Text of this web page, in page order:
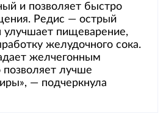
и позволяет быстро
Редис — острый
улучшает пищеварение,
желудочного сока.
желчегонным
лучше
— подчеркнула